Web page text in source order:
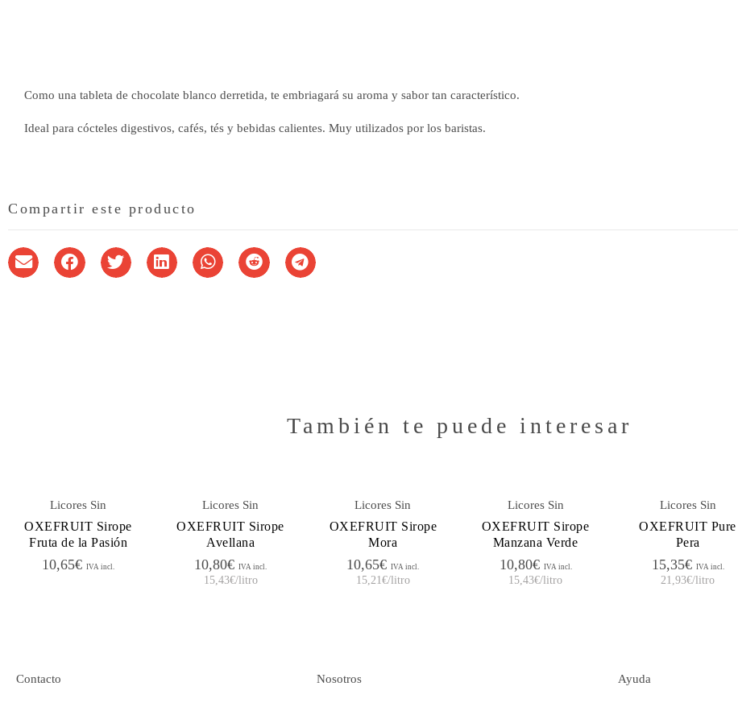
Como una tableta de chocolate blanco derretida, te embriagará su aroma y sabor tan característico.
Ideal para cócteles digestivos, cafés, tés y bebidas calientes. Muy utilizados por los baristas.
Compartir este producto
También te puede interesar
Licores Sin
OXEFRUIT Sirope
Fruta de la Pasión
10,65€ IVA incl.
Licores Sin
OXEFRUIT Sirope
Avellana
10,80€ IVA incl.
15,43€/litro
Licores Sin
OXEFRUIT Sirope
Mora
10,65€ IVA incl.
15,21€/litro
Licores Sin
OXEFRUIT Sirope
Manzana Verde
10,80€ IVA incl.
15,43€/litro
Licores Sin
OXEFRUIT Pure
Pera
15,35€ IVA incl.
21,93€/litro
Contacto Nosotros Ayuda